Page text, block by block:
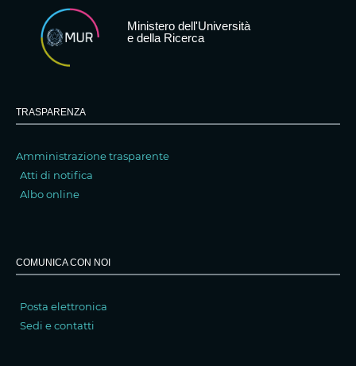
Ministero dell'Università
e della Ricerca
TRASPARENZA
Amministrazione trasparente
Atti di notifica
Albo online
COMUNICA CON NOI
Posta elettronica
Sedi e contatti